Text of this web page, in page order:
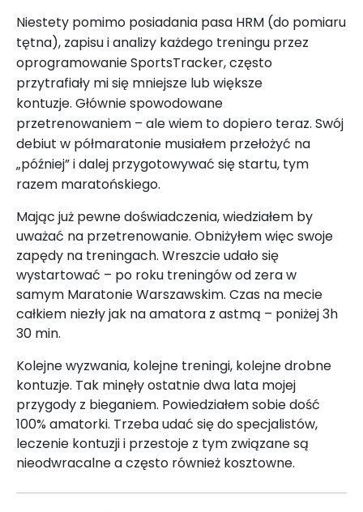
Niestety pomimo posiadania pasa HRM (do pomiaru
tętna), zapisu i analizy każdego treningu przez
oprogramowanie SportsTracker, często
przytrafiały mi się mniejsze lub większe
kontuzje. Głównie spowodowane
przetrenowaniem – ale wiem to dopiero teraz. Swój
debiut w półmaratonie musiałem przełożyć na
„później” i dalej przygotowywać się startu, tym
razem maratońskiego.
Mając już pewne doświadczenia, wiedziałem by
uważać na przetrenowanie. Obniżyłem więc swoje
zapędy na treningach. Wreszcie udało się
wystartować – po roku treningów od zera w
samym Maratonie Warszawskim. Czas na mecie
całkiem niezły jak na amatora z astmą – poniżej 3h
30 min.
Kolejne wyzwania, kolejne treningi, kolejne drobne
kontuzje. Tak minęły ostatnie dwa lata mojej
przygody z bieganiem. Powiedziałem sobie dość
100% amatorki. Trzeba udać się do specjalistów,
leczenie kontuzji i przestoje z tym związane są
nieodwracalne a często również kosztowne.